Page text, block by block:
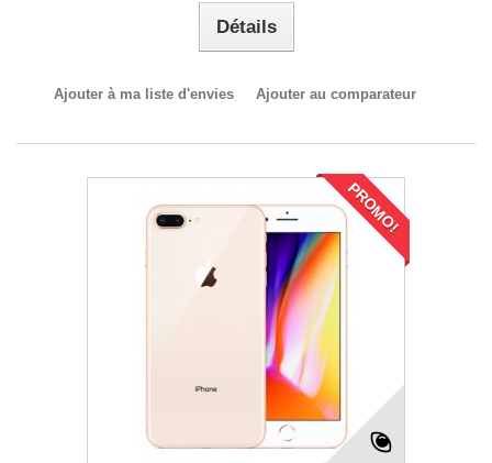
Détails
Ajouter à ma liste d'envies Ajouter au comparateur
PROMO!